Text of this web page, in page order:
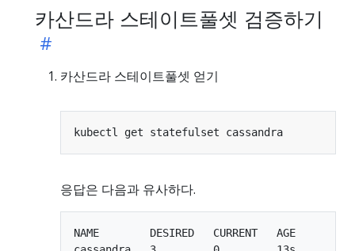
카산드라 스테이트풀셋 검증하기
카산드라 스테이트풀셋 얻기
응답은 다음과 유사하다.
NAME        DESIRED   CURRENT   AGE